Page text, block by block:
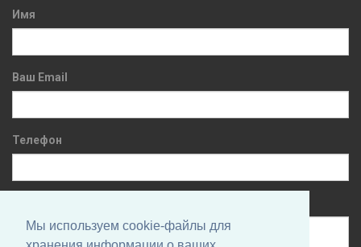
Мы используем cookie-файлы для
Имя
Ваш Email
Телефон